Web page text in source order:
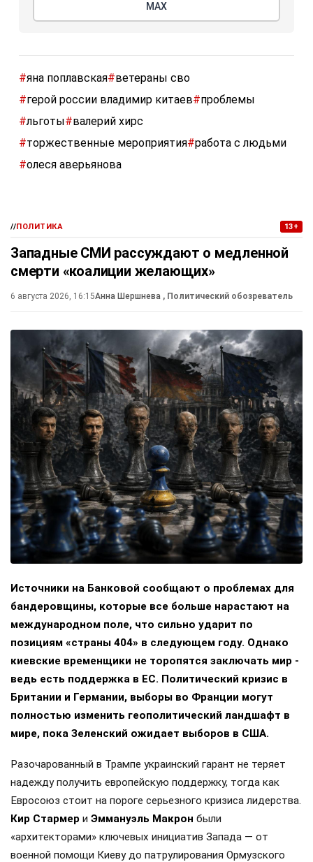
МАХ
#яна поплавская#ветераны сво
#герой россии владимир китаев#проблемы
#льготы#валерий хирс
#торжественные мероприятия#работа с людьми
#олеся аверьянова
//ПОЛИТИКА 13+
Западные СМИ рассуждают о медленной
смерти «коалиции желающих»
6 августа 2026, 16:15Анна Шершнева , Политический обозреватель
Источники на Банковой сообщают о проблемах для
бандеровщины, которые все больше нарастают на
международном поле, что сильно ударит по
позициям «страны 404» в следующем году. Однако
киевские временщики не торопятся заключать мир -
ведь есть поддержка в ЕС. Политический кризис в
Британии и Германии, выборы во Франции могут
полностью изменить геополитический ландшафт в
мире, пока Зеленский ожидает выборов в США.
Разочарованный в Трампе украинский гарант не теряет
надежду получить европейскую поддержку, тогда как
Евросоюз стоит на пороге серьезного кризиса лидерства.
Кир Стармер и Эммануэль Макрон были
«архитекторами» ключевых инициатив Запада — от
военной помощи Киеву до патрулирования Ормузского